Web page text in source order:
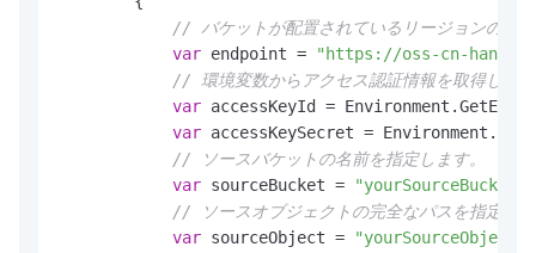
// バケットが配置されているリージョンの
var endpoint =
"https://oss-cn-
// 環境変数からアクセス認証情報を取得します
var accessKeyId =
var accessKeySecret =
// ソースバケットの名前を指定します。
var sourceBucket =
// ソースオブジェクトの完全なパスを指定し
var sourceObject =